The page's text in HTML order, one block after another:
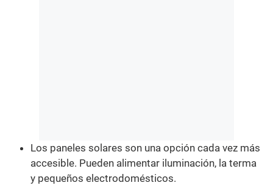
Los paneles solares son una opción cada vez más
accesible. Pueden alimentar iluminación, la terma
y pequeños electrodomésticos.